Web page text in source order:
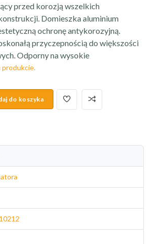
przed korozją wszelkich
Domieszka aluminium
ochronę antykorozyjną.
przyczepnością do większości
Odporny na wysokie
produkcie.
do koszyka